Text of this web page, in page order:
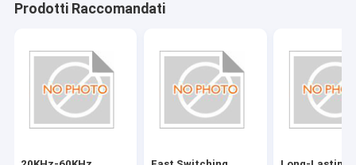
Prodotti Raccomandati